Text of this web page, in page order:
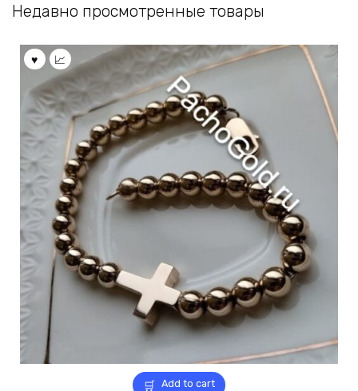
Недавно просмотренные товары
Add to cart